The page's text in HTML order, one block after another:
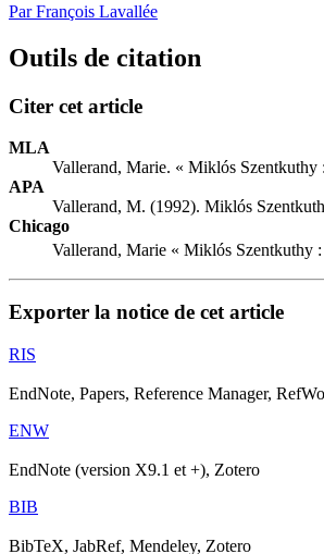
Par François Lavallée
Outils de citation
Citer cet article
MLA
Vallerand, Marie. « Miklós Szentkuthy
APA
Vallerand, M. (1992). Miklós
Chicago
Vallerand, Marie « Miklós Szentkuthy :
Exporter la notice de cet article
RIS
EndNote, Papers, Reference Manager,
ENW
EndNote (version X9.1 et +), Zotero
BIB
BibTeX, JabRef, Mendeley, Zotero